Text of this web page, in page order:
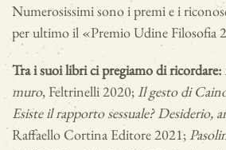
Numerosissimi sono i premi e i
per ultimo il «Premio Udine Filosofia
Tra i suoi libri ci pregiamo di ricordare:
muro, Feltrinelli 2020;Il gesto di
Esiste il rapporto sessuale? Desiderio,
Raffaello Cortina Editore 2021;